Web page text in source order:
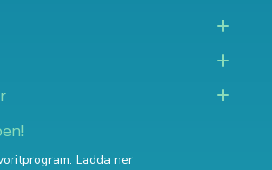
Ladda ner